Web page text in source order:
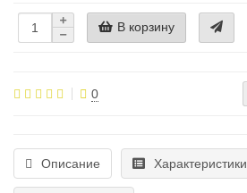
В корзину
0
Описание Характеристики